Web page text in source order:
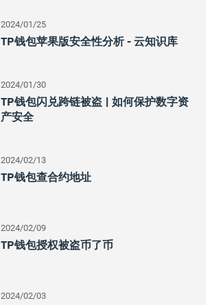
2024/01/25
TP钱包苹果版安全性分析 - 云知识库
2024/01/30
TP钱包闪兑跨链被盗 | 如何保护数字资
产安全
2024/02/13
TP钱包查合约地址
2024/02/09
TP钱包授权被盗币了币
2024/02/03